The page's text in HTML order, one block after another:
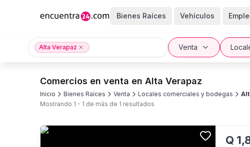
Bienes Raíces Vehículos
Alta Verapaz Venta
Comercios en venta en Alta Verapaz
Inicio Bienes Raíces Venta Locales comerciales y bodegas
Mostrando 1 - 1 de más de 1 resultados
Q